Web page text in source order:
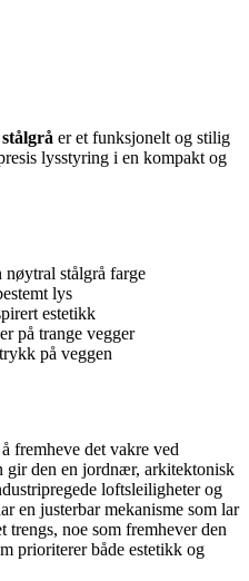
er et funksjonelt og stilig
lysstyring i en kompakt og
stålgrå farge
lys
estetikk
på trange vegger
på veggen
fremheve det vakre ved
gir den en jordnær, arkitektonisk
loftsleiligheter og
en justerbar mekanisme som lar
noe som fremhever den
prioriterer både estetikk og